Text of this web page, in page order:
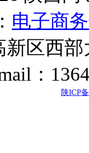
电子商
区西
：
陕ICP